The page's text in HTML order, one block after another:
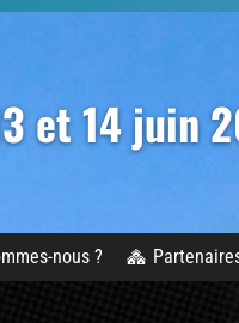
et 14 juin
nous ?